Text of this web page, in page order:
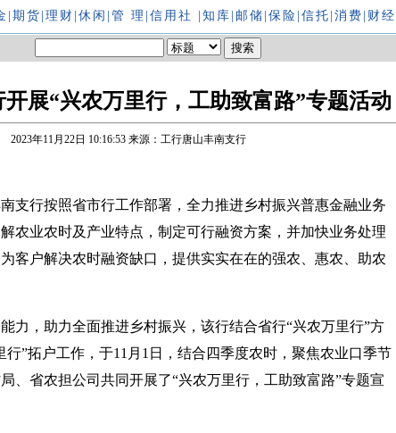
期货 理财 休闲 管 理 信用社 知库 邮储 保险 信托 消费 财经
展“兴农万里行，工助致富路”专题活动
2023年11月22日 10:16:53 来源：工行唐山丰南支行
支行按照省市行工作部署，全力推进乡村振兴普惠金融业务
农业农时及产业特点，制定可行融资方案，并加快业务处理
客户解决农时融资缺口，提供实实在在的强农、惠农、助农
力，助力全面推进乡村振兴，该行结合省行“兴农万里行”方
行”拓户工作，于11月1日，结合四季度农时，聚焦农业口季节
、省农担公司共同开展了“兴农万里行，工助致富路”专题宣